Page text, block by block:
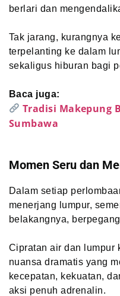
berlari dan
Tak jarang, kurangnya
terpelanting ke dalam
sekaligus hiburan bagi
Baca juga:
Tradisi Makepung
Sumbawa
Momen Seru dan
Dalam setiap
menerjang lumpur,
belakangnya,
Cipratan air dan lumpur
nuansa dramatis yang
kecepatan, kekuatan,
aksi penuh adrenalin.